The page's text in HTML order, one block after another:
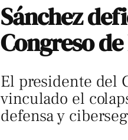
Sánchez
Congreso
El presidente del
vinculado el
defensa y